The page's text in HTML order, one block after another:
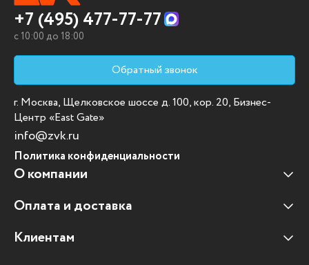
+7 (495) 477-77-77
c 10:00 до 18:00
Обратный звонок
г. Москва, Щелковское шоссе д. 100, кор. 20, Бизнес-
Центр «East Gate»
info@zvk.ru
Политика конфиденциальности
О компании
Наши клиенты
Отзывы клиентов
Оплата и доставка
Оплата и доставка
Клиентам